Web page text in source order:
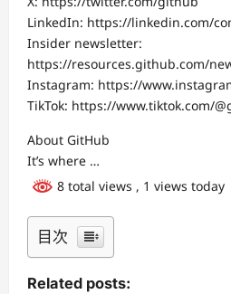
LinkedIn: https://linkedin.com/
Insider newsletter:
https://resources.github.com/
Instagram: https://
TikTok: https://www.tiktok.com/
About GitHub
It’s where …
8 total views , 1 views today
目次
Related posts: